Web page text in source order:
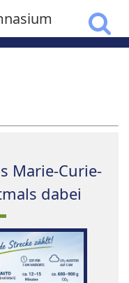
Marie-Curie-
dabei